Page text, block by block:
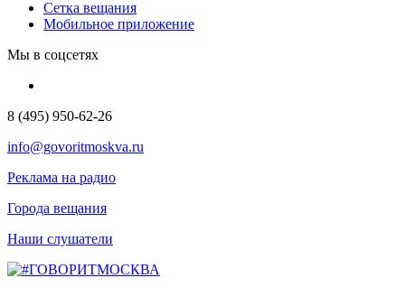
Сетка вещания
Мобильное приложение
Мы в соцсетях
8 (495) 950-62-26
info@govoritmoskva.ru
Реклама на радио
Города вещания
Наши слушатели